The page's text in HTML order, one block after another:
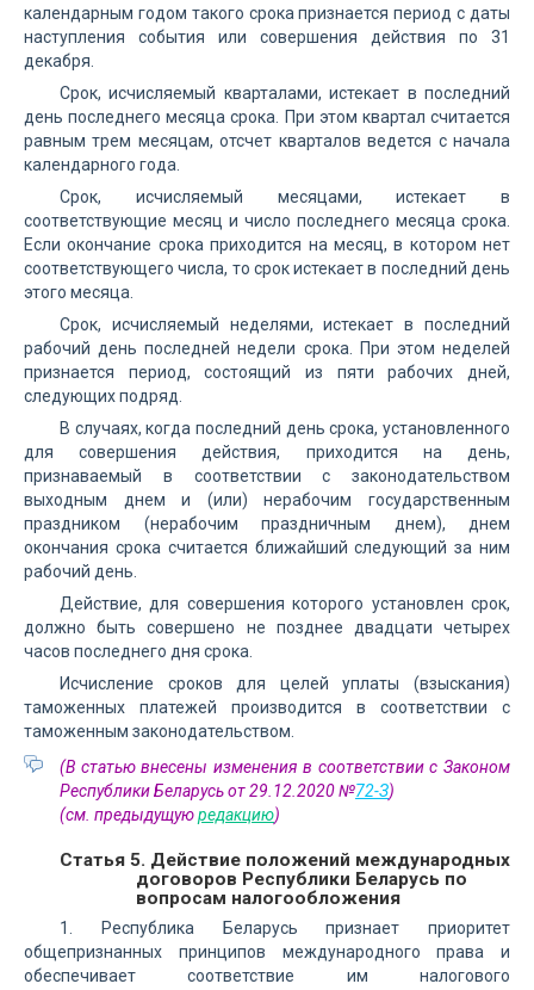
календарным годом такого срока признается период с даты
наступления события или совершения действия по 31
декабря.
Срок, исчисляемый кварталами, истекает в последний
день последнего месяца срока. При этом квартал считается
равным трем месяцам, отсчет кварталов ведется с начала
календарного года.
Срок, исчисляемый месяцами, истекает в
соответствующие месяц и число последнего месяца срока.
Если окончание срока приходится на месяц, в котором нет
соответствующего числа, то срок истекает в последний день
этого месяца.
Срок, исчисляемый неделями, истекает в последний
рабочий день последней недели срока. При этом неделей
признается период, состоящий из пяти рабочих дней,
следующих подряд.
В случаях, когда последний день срока, установленного
для совершения действия, приходится на день,
признаваемый в соответствии с законодательством
выходным днем и (или) нерабочим государственным
праздником (нерабочим праздничным днем), днем
окончания срока считается ближайший следующий за ним
рабочий день.
Действие, для совершения которого установлен срок,
должно быть совершено не позднее двадцати четырех
часов последнего дня срока.
Исчисление сроков для целей уплаты (взыскания)
таможенных платежей производится в соответствии с
таможенным законодательством.
(В статью внесены изменения в соответствии с Законом
Республики Беларусь от 29.12.2020 №72-З)
(см. предыдущуюредакцию)
Статья 5. Действие положений международных
договоров Республики Беларусь по
вопросам налогообложения
1. Республика Беларусь признает приоритет
общепризнанных принципов международного права и
обеспечивает соответствие им налогового